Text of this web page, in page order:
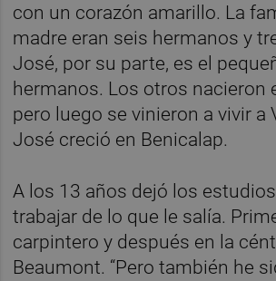
con un corazón amarillo. La
madre eran seis hermanos y
José, por su parte, es el
hermanos. Los otros nacieron
pero luego se vinieron a vivir a
José creció en Benicalap.
A los 13 años dejó los
trabajar de lo que le salía.
carpintero y después en la
Beaumont. “Pero también he